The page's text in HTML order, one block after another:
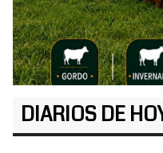
DIARIOS DE